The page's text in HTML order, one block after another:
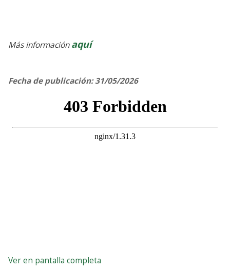
Más informaciónaquí
Fecha de publicación: 31/05/2026
Ver en pantalla completa